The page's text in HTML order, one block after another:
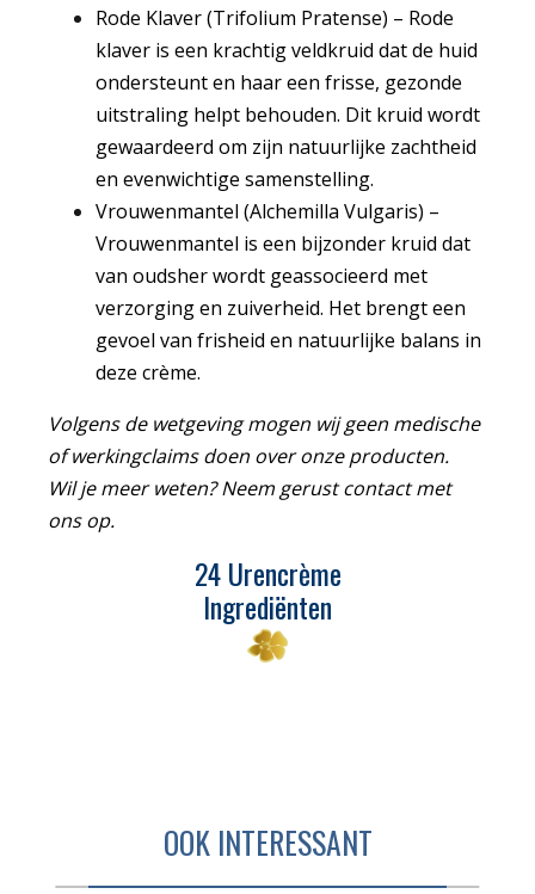
Rode Klaver (Trifolium Pratense) – Rode
klaver is een krachtig veldkruid dat de huid
ondersteunt en haar een frisse, gezonde
uitstraling helpt behouden. Dit kruid wordt
gewaardeerd om zijn natuurlijke zachtheid
en evenwichtige samenstelling.
Vrouwenmantel (Alchemilla Vulgaris) –
Vrouwenmantel is een bijzonder kruid dat
van oudsher wordt geassocieerd met
verzorging en zuiverheid. Het brengt een
gevoel van frisheid en natuurlijke balans in
deze crème.
Volgens de wetgeving mogen wij geen medische
of werkingclaims doen over onze producten.
Wil je meer weten? Neem gerust contact met
ons op.
24 Urencrème
Ingrediënten
OOK INTERESSANT